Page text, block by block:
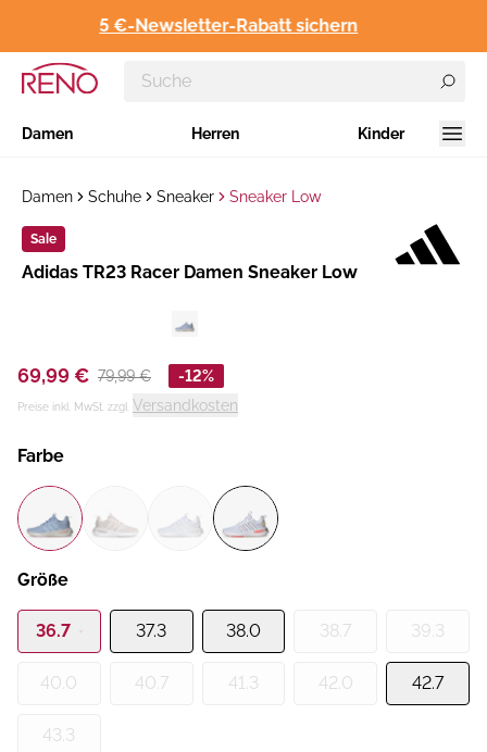
5 €-Newsletter-Rabatt sichern
Damen Herren Kinder
Damen Schuhe Sneaker Sneaker Low
Sale
Hersteller:
​Adidas TR23 Racer Damen Sneaker Low
69,99 € 79,99 € -12%
Preise inkl. MwSt. zzgl. Versandkosten
Farbe
Größe
36.7 37.3 38.0 38.7 39.3
40.0 40.7 41.3 42.0 42.7
43.3